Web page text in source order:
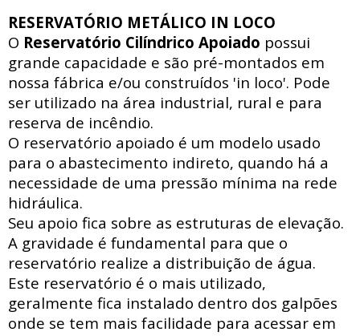
RESERVATÓRIO METÁLICO IN LOCO
O Reservatório Cilíndrico Apoiado possui
grande capacidade e são pré-montados em
nossa fábrica e/ou construídos 'in loco'. Pode
ser utilizado na área industrial, rural e para
reserva de incêndio.
O reservatório apoiado é um modelo usado
para o abastecimento indireto, quando há a
necessidade de uma pressão mínima na rede
hidráulica.
Seu apoio fica sobre as estruturas de elevação.
A gravidade é fundamental para que o
reservatório realize a distribuição de água.
Este reservatório é o mais utilizado,
geralmente fica instalado dentro dos galpões
onde se tem mais facilidade para acessar em